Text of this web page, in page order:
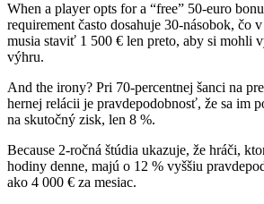
When a player opts for a “free” 50‑euro
requirement často dosahuje 30‑násobok, čo
musia staviť 1 500 € len preto, aby si mohli
výhru.
And the irony? Pri 70‑percentnej šanci na
hernej relácii je pravdepodobnosť, že sa im
na skutočný zisk, len 8 %.
Because 2‑ročná štúdia ukazuje, že hráči,
hodiny denne, majú o 12 % vyššiu
ako 4 000 € za mesiac.